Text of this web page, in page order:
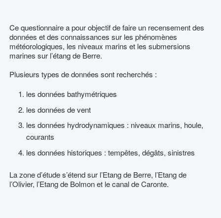
Ce questionnaire a pour objectif de faire un recensement des
données et des connaissances sur les phénomènes
météorologiques, les niveaux marins et les submersions
marines sur l’étang de Berre.
Plusieurs types de données sont recherchés :
les données bathymétriques
les données de vent
les données hydrodynamiques : niveaux marins, houle,
courants
les données historiques : tempêtes, dégâts, sinistres
La zone d’étude s’étend sur l’Etang de Berre, l’Etang de
l’Olivier, l’Etang de Bolmon et le canal de Caronte.